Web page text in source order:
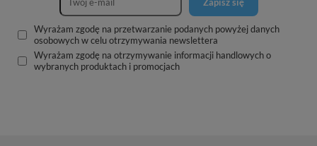
Zapisz się
Wyrażam zgodę na przetwarzanie podanych powyżej danych
osobowych w celu otrzymywania newslettera
Wyrażam zgodę na otrzymywanie informacji handlowych o
wybranych produktach i promocjach